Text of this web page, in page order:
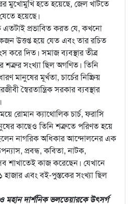
মুখোমুখি হতে হয়েছে, জেল খাটতে
হয়েছে।
এতটাই প্রভাবিত করত যে, কখনো
উত্তপ্ত হয়ে যেত এবং তার রচিত
করে দিত। সমাজ ব্যবস্থার তীব্র
শত্রুর সংখ্যা ছিল অগণিত। তিনি
মানুষের মূর্খতা, চার্চের নিষ্ক্রিয়
স্বৈরতান্ত্রিক সরকার ব্যবস্থার
রোমান ক্যাথোলিক চার্চ, ফরাসি
কাছেও তিনি শত্রুতে পরিণত হয়ে
নাগরিক অধিকার আন্দোলনের এক
প্রবন্ধ, কবিতা, নাটক,
শাখাতেই কাজ করেছেন। যেখানে
হাজার এবং বই-পুস্তকের সংখ্যা ছিল
মহান দার্শনিক ভলতেয়ারকে উৎসর্গ